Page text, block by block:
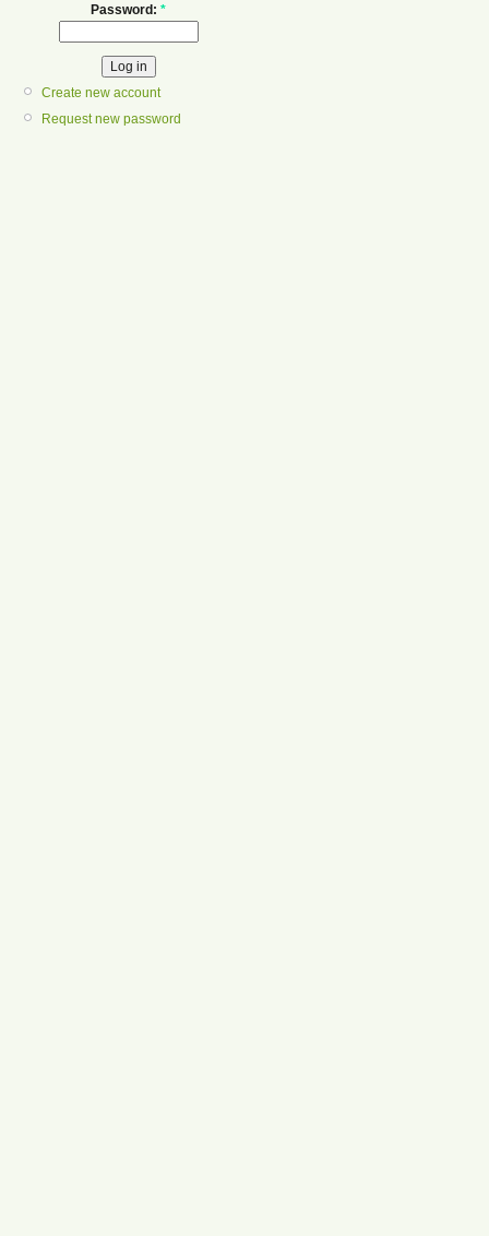
Password: *
Create new account
Request new password